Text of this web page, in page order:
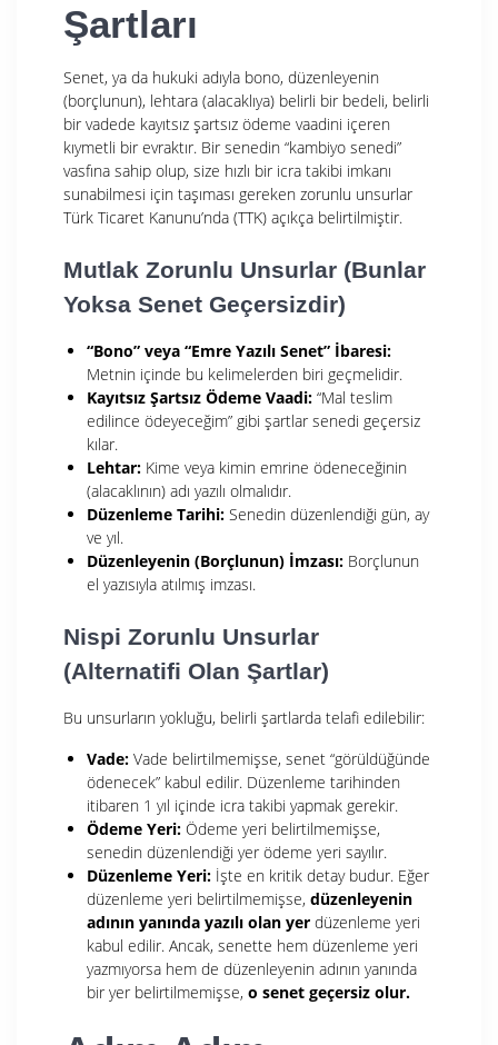
Şartları
Senet, ya da hukuki adıyla bono, düzenleyenin
(borçlunun), lehtara (alacaklıya) belirli bir bedeli, belirli
bir vadede kayıtsız şartsız ödeme vaadini içeren
kıymetli bir evraktır. Bir senedin “kambiyo senedi”
vasfına sahip olup, size hızlı bir icra takibi imkanı
sunabilmesi için taşıması gereken zorunlu unsurlar
Türk Ticaret Kanunu’nda (TTK) açıkça belirtilmiştir.
Mutlak Zorunlu Unsurlar (Bunlar
Yoksa Senet Geçersizdir)
“Bono” veya “Emre Yazılı Senet” İbaresi:
Metnin içinde bu kelimelerden biri geçmelidir.
Kayıtsız Şartsız Ödeme Vaadi: “Mal teslim
edilince ödeyeceğim” gibi şartlar senedi geçersiz
kılar.
Lehtar: Kime veya kimin emrine ödeneceğinin
(alacaklının) adı yazılı olmalıdır.
Düzenleme Tarihi: Senedin düzenlendiği gün, ay
ve yıl.
Düzenleyenin (Borçlunun) İmzası: Borçlunun
el yazısıyla atılmış imzası.
Nispi Zorunlu Unsurlar
(Alternatifi Olan Şartlar)
Bu unsurların yokluğu, belirli şartlarda telafi edilebilir:
Vade: Vade belirtilmemişse, senet “görüldüğünde
ödenecek” kabul edilir. Düzenleme tarihinden
itibaren 1 yıl içinde icra takibi yapmak gerekir.
Ödeme Yeri: Ödeme yeri belirtilmemişse,
senedin düzenlendiği yer ödeme yeri sayılır.
Düzenleme Yeri: İşte en kritik detay budur. Eğer
düzenleme yeri belirtilmemişse, düzenleyenin
adının yanında yazılı olan yer düzenleme yeri
kabul edilir. Ancak, senette hem düzenleme yeri
yazmıyorsa hem de düzenleyenin adının yanında
bir yer belirtilmemişse, o senet geçersiz olur.